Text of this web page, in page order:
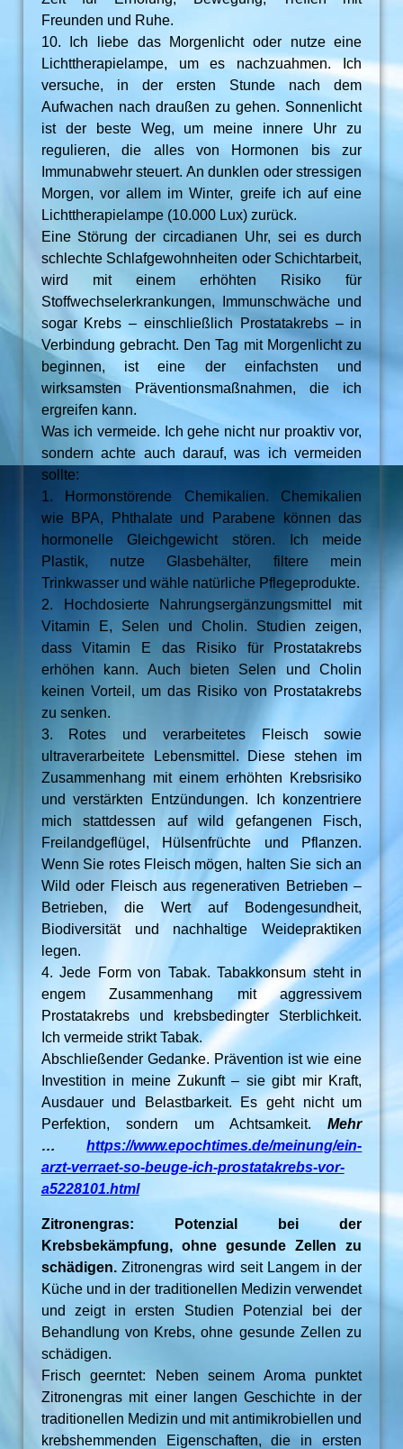
Freunden und Ruhe.
10. Ich liebe das Morgenlicht oder nutze eine
Lichttherapielampe, um es nachzuahmen. Ich
versuche, in der ersten Stunde nach dem
Aufwachen nach draußen zu gehen. Sonnenlicht
ist der beste Weg, um meine innere Uhr zu
regulieren, die alles von Hormonen bis zur
Immunabwehr steuert. An dunklen oder stressigen
Morgen, vor allem im Winter, greife ich auf eine
Lichttherapielampe (10.000 Lux) zurück.
Eine Störung der circadianen Uhr, sei es durch
schlechte Schlafgewohnheiten oder Schichtarbeit,
wird mit einem erhöhten Risiko für
Stoffwechselerkrankungen, Immunschwäche und
sogar Krebs – einschließlich Prostatakrebs – in
Verbindung gebracht. Den Tag mit Morgenlicht zu
beginnen, ist eine der einfachsten und
wirksamsten Präventionsmaßnahmen, die ich
ergreifen kann.
Was ich vermeide. Ich gehe nicht nur proaktiv vor,
sondern achte auch darauf, was ich vermeiden
sollte:
1. Hormonstörende Chemikalien. Chemikalien
wie BPA, Phthalate und Parabene können das
hormonelle Gleichgewicht stören. Ich meide
Plastik, nutze Glasbehälter, filtere mein
Trinkwasser und wähle natürliche Pflegeprodukte.
2. Hochdosierte Nahrungsergänzungsmittel mit
Vitamin E, Selen und Cholin. Studien zeigen,
dass Vitamin E das Risiko für Prostatakrebs
erhöhen kann. Auch bieten Selen und Cholin
keinen Vorteil, um das Risiko von Prostatakrebs
zu senken.
3. Rotes und verarbeitetes Fleisch sowie
ultraverarbeitete Lebensmittel. Diese stehen im
Zusammenhang mit einem erhöhten Krebsrisiko
und verstärkten Entzündungen. Ich konzentriere
mich stattdessen auf wild gefangenen Fisch,
Freilandgeflügel, Hülsenfrüchte und Pflanzen.
Wenn Sie rotes Fleisch mögen, halten Sie sich an
Wild oder Fleisch aus regenerativen Betrieben –
Betrieben, die Wert auf Bodengesundheit,
Biodiversität und nachhaltige Weidepraktiken
legen.
4. Jede Form von Tabak. Tabakkonsum steht in
engem Zusammenhang mit aggressivem
Prostatakrebs und krebsbedingter Sterblichkeit.
Ich vermeide strikt Tabak.
Abschließender Gedanke. Prävention ist wie eine
Investition in meine Zukunft – sie gibt mir Kraft,
Ausdauer und Belastbarkeit. Es geht nicht um
Perfektion, sondern um Achtsamkeit.Mehr
…https://www.epochtimes.de/meinung/ein-
arzt-verraet-so-beuge-ich-prostatakrebs-vor-
a5228101.html
Zitronengras: Potenzial bei der
Krebsbekämpfung, ohne gesunde Zellen zu
schädigen.Zitronengras wird seit Langem in der
Küche und in der traditionellen Medizin verwendet
und zeigt in ersten Studien Potenzial bei der
Behandlung von Krebs, ohne gesunde Zellen zu
schädigen.
Frisch geerntet: Neben seinem Aroma punktet
Zitronengras mit einer langen Geschichte in der
traditionellen Medizin und mit antimikrobiellen und
krebshemmenden Eigenschaften, die in ersten